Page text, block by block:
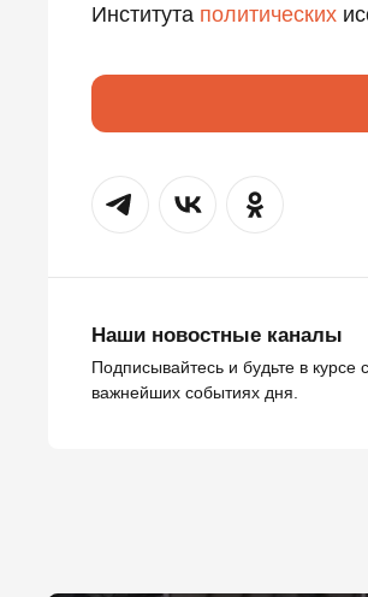
Института политических
Наши новостные каналы
Подписывайтесь и будьте в курсе
важнейших событиях дня.